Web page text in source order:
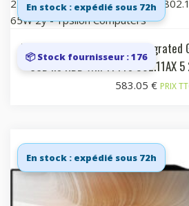
En stock : expédié sous 72h
Black Intel SOC i3 1215U Integrated
SSD no HDD Win 11 Pro 802.11AX
583.05 € PRIX
📦 Stock fournisseur : 176
En stock : expédié sous 72h